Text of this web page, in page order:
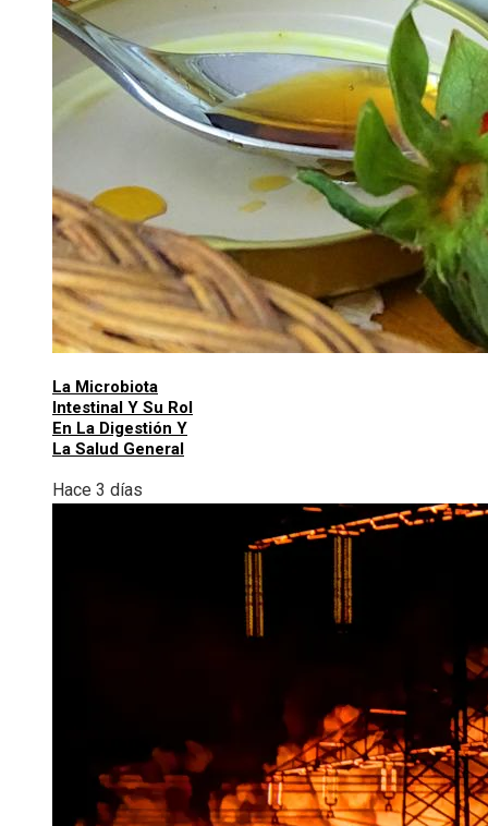
La Microbiota
Intestinal Y Su Rol
En La Digestión Y
La Salud General
Hace 3 días